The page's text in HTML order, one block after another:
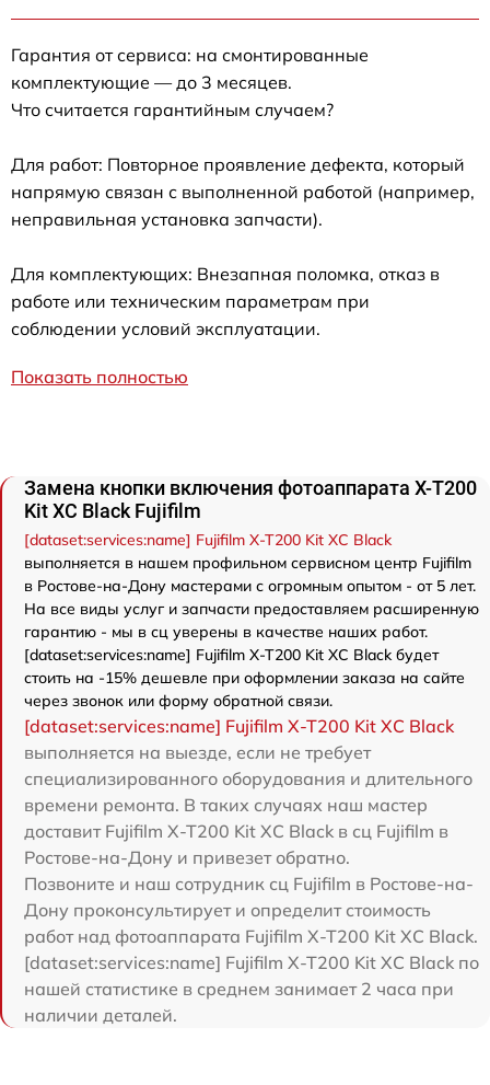
Гарантия от сервиса: на смонтированные
комплектующие — до 3 месяцев.
Что считается гарантийным случаем?
Для работ: Повторное проявление дефекта, который
напрямую связан с выполненной работой (например,
неправильная установка запчасти).
Для комплектующих: Внезапная поломка, отказ в
работе или техническим параметрам при
соблюдении условий эксплуатации.
Показать полностью
Замена кнопки включения фотоаппарата X-T200
Kit XC Black Fujifilm
[dataset:services:name] Fujifilm X-T200 Kit XC Black
выполняется в нашем профильном сервисном центр Fujifilm
в Ростове-на-Дону мастерами с огромным опытом - от 5 лет.
На все виды услуг и запчасти предоставляем расширенную
гарантию - мы в сц уверены в качестве наших работ.
[dataset:services:name] Fujifilm X-T200 Kit XC Black будет
стоить на -15% дешевле при оформлении заказа на сайте
через звонок или форму обратной связи.
[dataset:services:name] Fujifilm X-T200 Kit XC Black
выполняется на выезде, если не требует
специализированного оборудования и длительного
времени ремонта. В таких случаях наш мастер
доставит Fujifilm X-T200 Kit XC Black в сц Fujifilm в
Ростове-на-Дону и привезет обратно.
Позвоните и наш сотрудник сц Fujifilm в Ростове-на-
Дону проконсультирует и определит стоимость
работ над фотоаппарата Fujifilm X-T200 Kit XC Black.
[dataset:services:name] Fujifilm X-T200 Kit XC Black по
нашей статистике в среднем занимает 2 часа при
наличии деталей.